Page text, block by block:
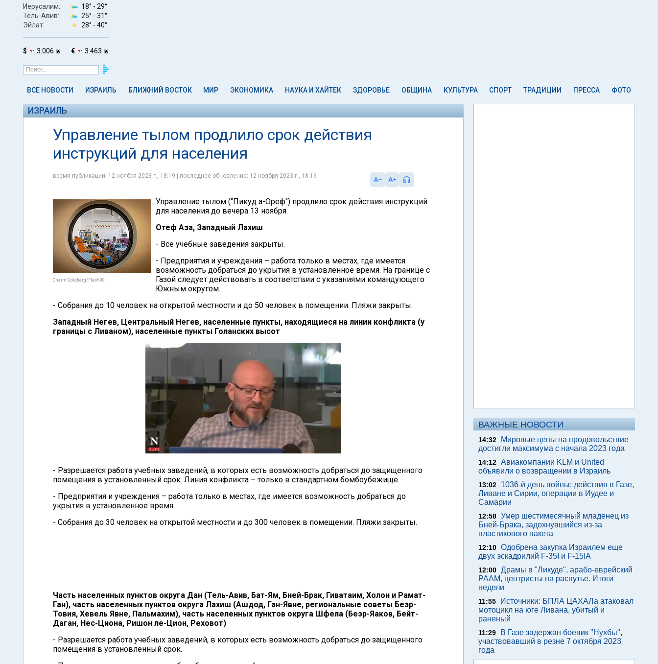
Иерусалим: 18° - 29°
Тель-Авив:
25° - 31°
Эйлат:
28° - 40°
$ 3.006 ₪ € 3.463 ₪
ВСЕ НОВОСТИ ИЗРАИЛЬ БЛИЖНИЙ ВОСТОК МИР ЭКОНОМИКА НАУКА И ХАЙТЕК ЗДОРОВЬЕ ОБЩИНА КУЛЬТУРА СПОРТ ТРАДИЦИИ ПРЕССА ФОТО
ИЗРАИЛЬ
Управление тылом продлило срок действия
инструкций для населения
время публикации: 12 ноября 2023 г., 18:19 | последнее обновление: 12 ноября 2023 г., 18:19
Chaim Goldberg/Flash90
Управление тылом ("Пикуд а-Ореф") продлило срок действия инструкций
для населения до вечера 13 ноября.
Отеф Аза, Западный Лахиш
- Все учебные заведения закрыты.
- Предприятия и учреждения – работа только в местах, где имеется
возможность добраться до укрытия в установленное время. На границе с
Газой следует действовать в соответствии с указаниями командующего
Южным округом.
- Собрания до 10 человек на открытой местности и до 50 человек в помещении. Пляжи закрыты.
Западный Негев, Центральный Негев, населенные пункты, находящиеся на линии конфликта (у
границы с Ливаном), населенные пункты Голанских высот
- Разрешается работа учебных заведений, в которых есть возможность добраться до защищенного
помещения в установленный срок. Линия конфликта – только в стандартном бомбоубежище.
- Предприятия и учреждения – работа только в местах, где имеется возможность добраться до
укрытия в установленное время.
- Собрания до 30 человек на открытой местности и до 300 человек в помещении. Пляжи закрыты.
Часть населенных пунктов округа Дан (Тель-Авив, Бат-Ям, Бней-Брак, Гиватаим, Холон и Рамат-
Ган), часть населенных пунктов округа Лахиш (Ашдод, Ган-Явне, региональные советы Беэр-
Товия, Хевель Явне, Пальмахим), часть населенных пунктов округа Шфела (Беэр-Яаков, Бейт-
Даган, Нес-Циона, Ришон ле-Цион, Реховот)
- Разрешается работа учебных заведений, в которых есть возможность добраться до защищенного
помещения в установленный срок.
ВАЖНЫЕ НОВОСТИ
14:32
Мировые цены на продовольствие
достигли максимума с начала 2023 года
14:12 Авиакомпании KLM и United
объявили о возвращении в Израиль
13:02
1036-й день войны: действия в Газе,
Ливане и Сирии, операции в Иудее и
Самарии
12:58 Умер шестимесячный младенец из
Бней-Брака, задохнувшийся из-за
пластикового пакета
12:10 Одобрена закупка Израилем еще
двух эскадрилий F-35I и F-15IA
12:00 Драмы в "Ликуде", арабо-еврейский
РААМ, центристы на распутье. Итоги
недели
11:55
Источники: БПЛА ЦАХАЛа атаковал
мотоцикл на юге Ливана, убитый и
раненый
11:29
В Газе задержан боевик "Нухбы",
участвовавший в резне 7 октября 2023
года